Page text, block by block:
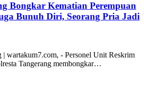
Bongkar Kematian Perempuan
Bunuh Diri, Seorang Pria Jadi
| wartakum7.com, - Personel Unit Reskrim
Tangerang membongkar…